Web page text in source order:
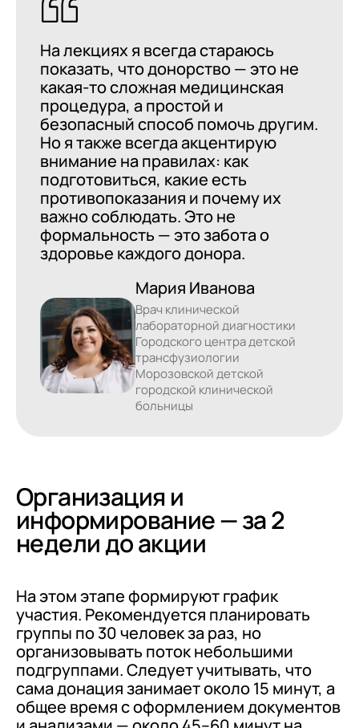
На лекциях я всегда стараюсь
показать, что донорство — это не
какая‑то сложная медицинская
процедура, а простой и
безопасный способ помочь другим.
Но я также всегда акцентирую
внимание на правилах: как
подготовиться, какие есть
противопоказания и почему их
важно соблюдать. Это не
формальность — это забота о
здоровье каждого донора.
Мария Иванова
Врач клинической
лабораторной диагностики
Городского центра детской
трансфузиологии
Морозовской детской
городской клинической
больницы
Организация и
информирование — за 2
недели до акции
На этом этапе формируют график
участия. Рекомендуется планировать
группы по 30 человек за раз, но
организовывать поток небольшими
подгруппами. Следует учитывать, что
сама донация занимает около 15 минут, а
общее время с оформлением документов